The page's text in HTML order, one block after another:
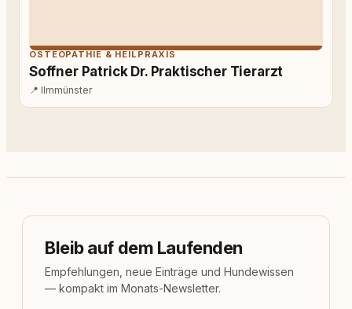
OSTEOPATHIE & HEILPRAXIS
Soffner Patrick Dr. Praktischer Tierarzt
📍 Ilmmünster
Bleib auf dem Laufenden
Empfehlungen, neue Einträge und Hundewissen
— kompakt im Monats-Newsletter.